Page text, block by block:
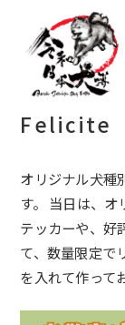
Felicite
オリジナル犬種
す。 当日は、
テッカーや、好
て、数量限定で
を入れて作って